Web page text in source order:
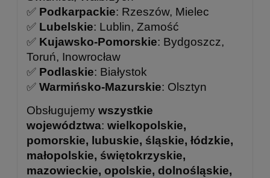
✅ Podkarpackie: Rzeszów, Mielec
✅ Lubelskie: Lublin, Zamość
✅ Kujawsko-Pomorskie: Bydgoszcz,
Toruń, Inowrocław
✅ Podlaskie: Białystok
✅ Warmińsko-Mazurskie: Olsztyn
Obsługujemy wszystkie
województwa: wielkopolskie,
pomorskie, lubuskie, śląskie, łódzkie,
małopolskie, świętokrzyskie,
mazowieckie, opolskie, dolnośląskie,